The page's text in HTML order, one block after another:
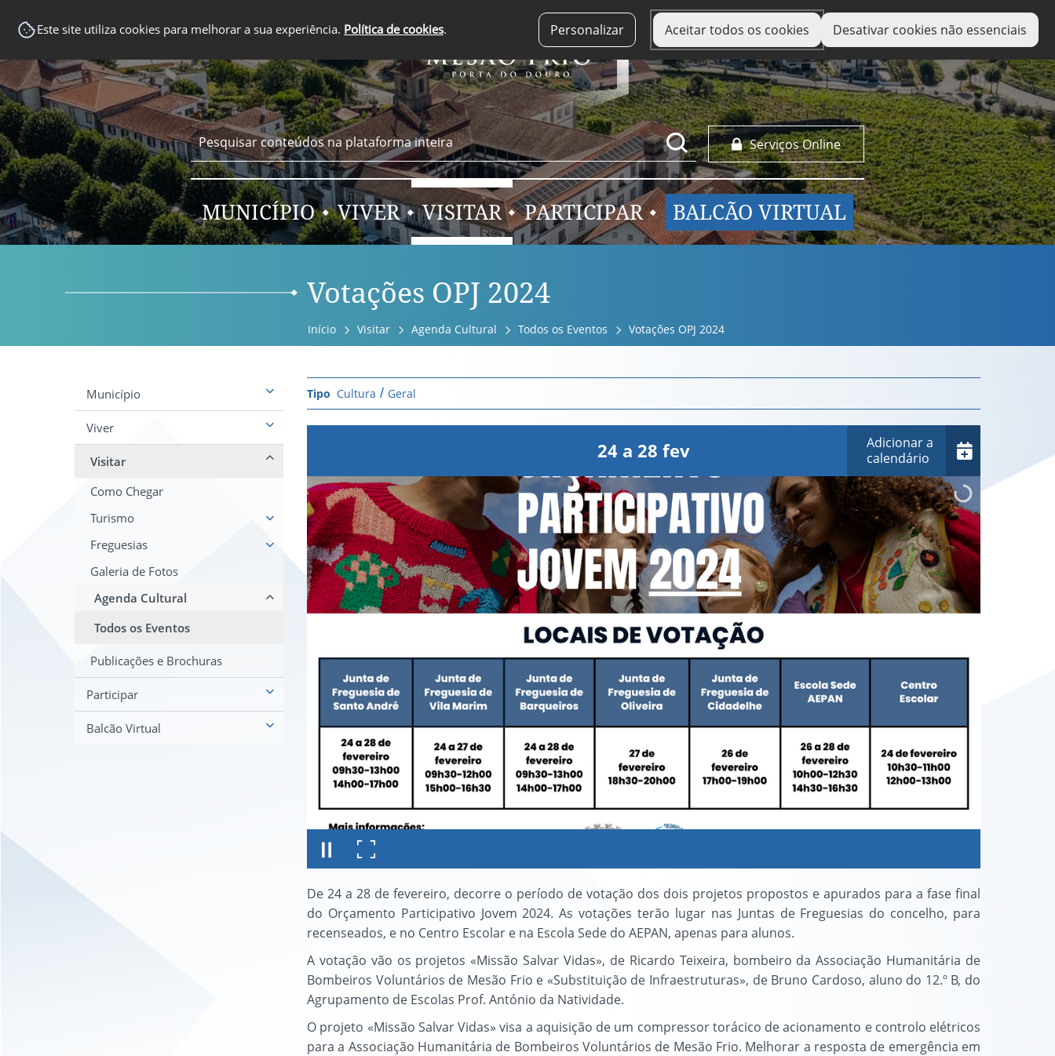
Este site utiliza cookies para melhorar a sua experiência. Política de cookies. Personalizar Aceitar todos os cookies Desativar cookies não essenciais
Serviços Online
MUNICÍPIO VIVER VISITAR PARTICIPAR BALCÃO VIRTUAL
Votações OPJ 2024
Início Visitar Agenda Cultural Todos os Eventos Votações OPJ 2024
Município
Viver
Visitar
Como Chegar
Turismo
Freguesias
Galeria de Fotos
Agenda Cultural
Todos os Eventos
Publicações e Brochuras
Participar
Balcão Virtual
Cultura Geral
24 a 28 fev
Adicionar a
calendário
De 24 a 28 de fevereiro, decorre o período de votação dos dois projetos propostos e apurados para a fase final
do Orçamento Participativo Jovem 2024. As votações terão lugar nas Juntas de Freguesias do concelho, para
recenseados, e no Centro Escolar e na Escola Sede do AEPAN, apenas para alunos.
A votação vão os projetos «Missão Salvar Vidas», de Ricardo Teixeira, bombeiro da Associação Humanitária de
Bombeiros Voluntários de Mesão Frio e «Substituição de Infraestruturas», de Bruno Cardoso, aluno do 12.º B, do
Agrupamento de Escolas Prof. António da Natividade.
O projeto «Missão Salvar Vidas» visa a aquisição de um compressor torácico de acionamento e controlo elétricos
para a Associação Humanitária de Bombeiros Voluntários de Mesão Frio. Melhorar a resposta de emergência em